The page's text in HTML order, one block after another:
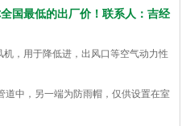
国最低的出厂价！联系人：吉经
，用于降低进，出风口等空气动力性
中，另一端为防雨帽，仅供设置在室